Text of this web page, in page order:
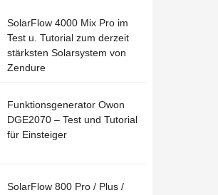
SolarFlow 4000 Mix Pro im
Test u. Tutorial zum derzeit
stärksten Solarsystem von
Zendure
Funktionsgenerator Owon
DGE2070 – Test und Tutorial
für Einsteiger
SolarFlow 800 Pro / Plus /